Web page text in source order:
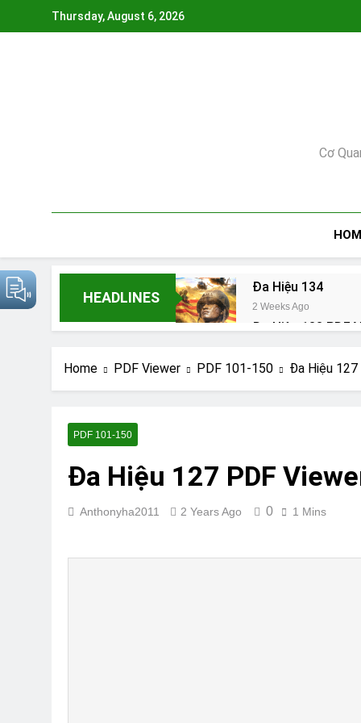
Thursday, August 6, 2026
Cơ
HEADLINES
Đa Hiệu 134
2 Weeks Ago
Đa Hiệu 133 PDF
Đa Hiệu 130 PDF
Home PDF Viewer PDF 101-150 Đa Hiệu
PDF 101-150
Đa Hiệu 127 PDF
Anthonyha2011 2 Years Ago 0 1 Mins